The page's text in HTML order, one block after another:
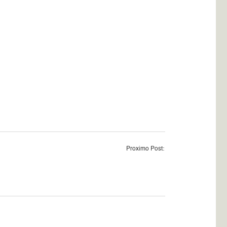
Proximo Post: